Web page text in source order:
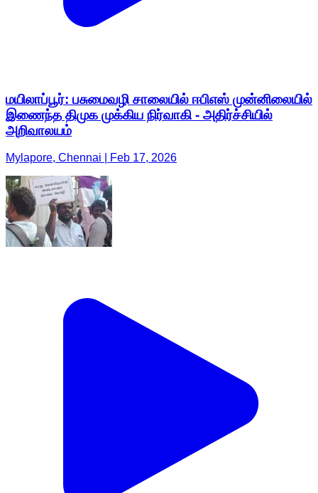
மயிலாப்பூர்: பசுமைவழி சாலையில் ஈபிஎஸ் முன்னிலையில்
இணைந்த திமுக முக்கிய நிர்வாகி - அதிர்ச்சியில்
அறிவாலயம்
Mylapore, Chennai | Feb 17, 2026